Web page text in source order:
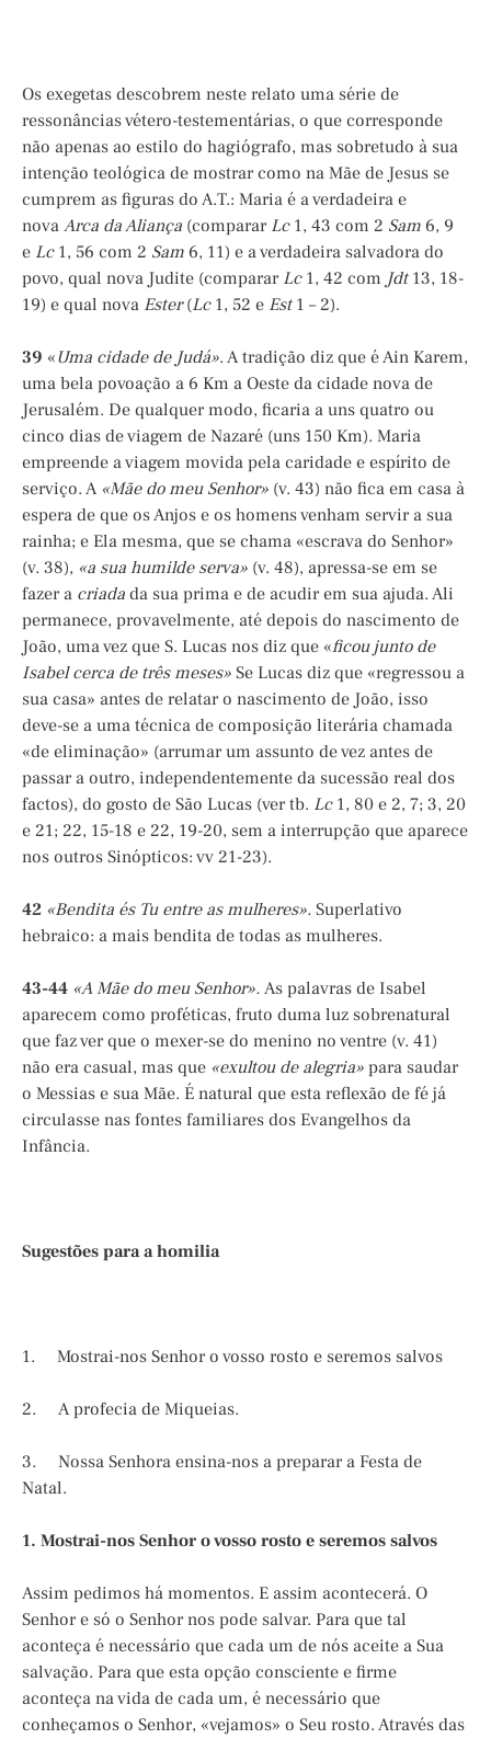
Os exegetas descobrem neste relato uma série de
ressonâncias vétero-testementárias, o que corresponde
não apenas ao estilo do hagiógrafo, mas sobretudo à sua
intenção teológica de mostrar como na Mãe de Jesus se
cumprem as figuras do A.T.: Maria é a verdadeira e
nova Arca da Aliança (comparar Lc1, 43 com 2 Sam 6, 9
e Lc1, 56 com 2 Sam 6, 11) e a verdadeira salvadora do
povo, qual nova Judite (comparar Lc1, 42 com Jdt13, 18-
19) e qual nova Ester(Lc1, 52 e Est1 – 2).
39 «Uma cidade de Judá». A tradição diz que é Ain Karem,
uma bela povoação a 6 Km a Oeste da cidade nova de
Jerusalém. De qualquer modo, ficaria a uns quatro ou
cinco dias de viagem de Nazaré (uns 150 Km). Maria
empreende a viagem movida pela caridade e espírito de
serviço. A «Mãe do meu Senhor» (v. 43) não fica em casa à
espera de que os Anjos e os homens venham servir a sua
rainha; e Ela mesma, que se chama «escrava do Senhor»
(v. 38), «a sua humilde serva» (v. 48), apressa-se em se
fazer a criada da sua prima e de acudir em sua ajuda. Ali
permanece, provavelmente, até depois do nascimento de
João, uma vez que S. Lucas nos diz que «ficou junto de
Isabel cerca de três meses» Se Lucas diz que «regressou a
sua casa» antes de relatar o nascimento de João, isso
deve-se a uma técnica de composição literária chamada
«de eliminação» (arrumar um assunto de vez antes de
passar a outro, independentemente da sucessão real dos
factos), do gosto de São Lucas (ver tb. Lc1, 80 e 2, 7; 3, 20
e 21; 22, 15-18 e 22, 19-20, sem a interrupção que aparece
nos outros Sinópticos: vv 21-23).
42 «Bendita és Tu entre as mulheres». Superlativo
hebraico: a mais bendita de todas as mulheres.
43-44 «A Mãe do meu Senhor». As palavras de Isabel
aparecem como proféticas, fruto duma luz sobrenatural
que faz ver que o mexer-se do menino no ventre (v. 41)
não era casual, mas que «exultou de alegria» para saudar
o Messias e sua Mãe. É natural que esta reflexão de fé já
circulasse nas fontes familiares dos Evangelhos da
Infância.
Sugestões para a homilia
1. Mostrai-nos Senhor o vosso rosto e seremos salvos
2. A profecia de Miqueias.
3. Nossa Senhora ensina-nos a preparar a Festa de
Natal.
1. Mostrai-nos Senhor o vosso rosto e seremos salvos
Assim pedimos há momentos. E assim acontecerá. O
Senhor e só o Senhor nos pode salvar. Para que tal
aconteça é necessário que cada um de nós aceite a Sua
salvação. Para que esta opção consciente e firme
aconteça na vida de cada um, é necessário que
conheçamos o Senhor, «vejamos» o Seu rosto. Através das